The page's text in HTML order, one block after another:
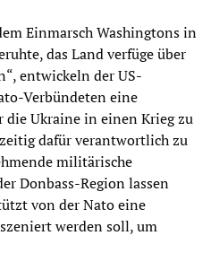
Einmarsch Washingtons in
das Land verfüge über
entwickeln der US-
Verbündeten eine
die Ukraine in einen Krieg zu
dafür verantwortlich zu
militärische
Donbass-Region lassen
von der Nato eine
werden soll, um